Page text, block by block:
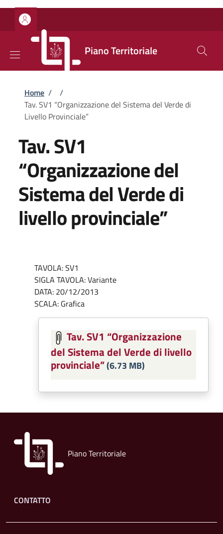
Salta al contenuto principale
Skip to footer content
Piano Territoriale
Briciole di pane
Home /
/
Tav. SV1 “Organizzazione del Sistema del Verde di
Livello Provinciale”
Tav. SV1
“Organizzazione del
Sistema del Verde di
livello provinciale”
TAVOLA: SV1
SIGLA TAVOLA: Variante
DATA: 20/12/2013
SCALA: Grafica
Tav. SV1 “Organizzazione
del Sistema del Verde di livello
provinciale”(6.73 MB)
Piano Territoriale
Footer menu
CONTATTO